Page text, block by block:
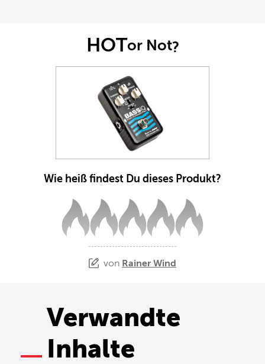
HOTor Not?
Wie heiß findest Du dieses Produkt?
von Rainer Wind
Verwandte
Inhalte